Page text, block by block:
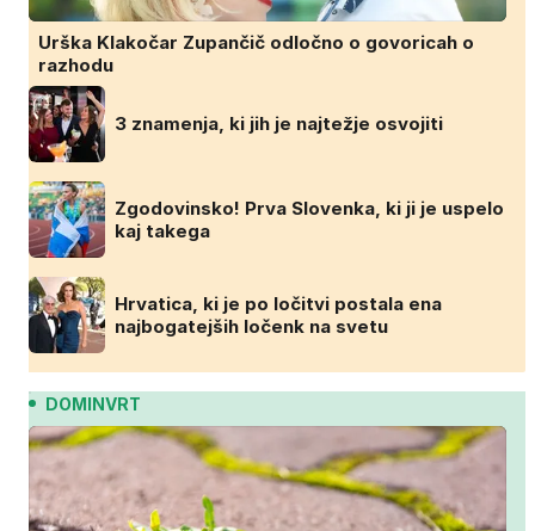
Urška Klakočar Zupančič odločno o govoricah o
razhodu
3 znamenja, ki jih je najtežje osvojiti
Zgodovinsko! Prva Slovenka, ki ji je uspelo
kaj takega
Hrvatica, ki je po ločitvi postala ena
najbogatejših ločenk na svetu
DOMINVRT